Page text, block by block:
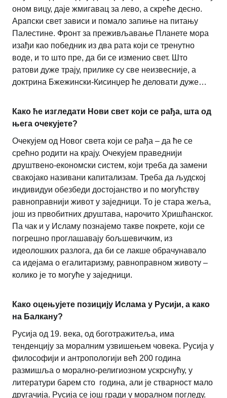
оном вицу, даје жмигавац за лево, а скреће десно.
Арапски свет зависи и помало запиње на питању
Палестине. Фронт за преживљавање Планете мора
изађи као победник из два рата који се тренутно
воде, и то што пре, да би се изменио свет. Што
ратови дуже трају, прилике су све неизвесније, а
доктрина Бжежински-Кисинџер ће деловати дуже…
Како ће изгледати Нови свет који се рађа, шта од
њега очекујете?
Очекујем од Новог света који се рађа – да ће се
срећно родити на крају. Очекујем праведнији
друштвено-економски систем, који треба да замени
свакојако називани капитализам. Треба да људској
индивидуи обезбеди достојанство и по могућству
равноправнији живот у заједници. То је стара жеља,
још из првобитних друштава, нарочито Хришћанског.
Па чак и у Исламу познајемо такве покрете, који се
погрешно проглашавају бољшевичким, из
идеолошких разлога, да би се лакше обрачунавало
са идејама о егалитаризму, равноправном животу –
колико је то могуће у заједници.
Како оцењујете позицију Ислама у Русији, а како
на Балкану?
Русија од 19. века, од боготражитеља, има
тенденцију за моралним узвишењем човека. Русија у
философији и антропологији већ 200 година
размишља о морално-религиозном ускрснућу, у
литератури барем сто година, али је стварност мало
другачија. Русија се још гради у моралном погледу.